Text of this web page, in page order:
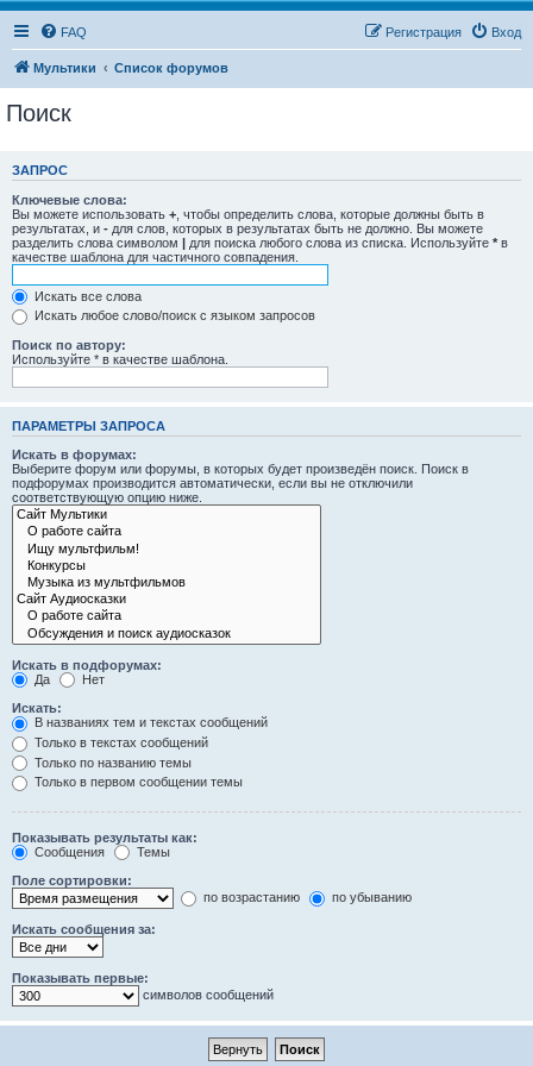
FAQ Вход
Регистрация
Мультики Список форумов
Поиск
ЗАПРОС
Ключевые слова:
Вы можете использовать + , чтобы определить слова, которые должны быть в
результатах, и - для слов, которых в результатах быть не должно. Вы можете
разделить слова символом | для поиска любого слова из списка. Используйте * в
качестве шаблона для частичного совпадения.
Искать все слова
Искать любое слово/поиск с языком запросов
Поиск по автору:
Используйте * в качестве шаблона.
ПАРАМЕТРЫ ЗАПРОСА
Искать в форумах:
Выберите форум или форумы, в которых будет произведён поиск. Поиск в
подфорумах производится автоматически, если вы не отключили
соответствующую опцию ниже.
Искать в подфорумах:
Да
Нет
Искать:
В названиях тем и текстах сообщений
Только в текстах сообщений
Только по названию темы
Только в первом сообщении темы
Показывать результаты как:
Сообщения
Темы
Поле сортировки:
по возрастанию
по убыванию
Искать сообщения за:
Показывать первые:
символов сообщений